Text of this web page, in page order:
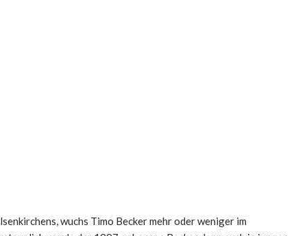
wuchs Timo Becker mehr oder weniger im